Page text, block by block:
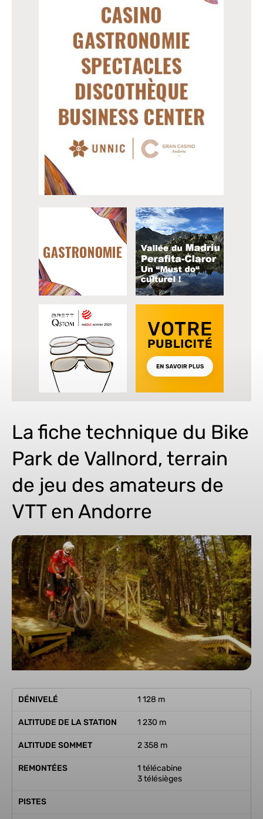
La fiche technique du Bike
Park de Vallnord, terrain
de jeu des amateurs de
VTT en Andorre
DÉNIVELÉ 1 128 m
ALTITUDE DE LA STATION 1 230 m
ALTITUDE SOMMET 2 358 m
REMONTÉES
1 télécabine
3 télésièges
PISTES